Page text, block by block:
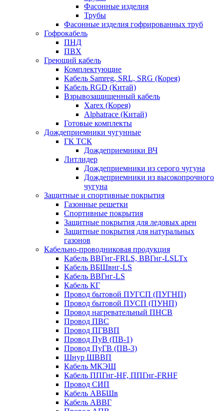
Фасонные изделия
Трубы
Фасонные изделия гофрированных труб
Гофрокабель
ПНД
ПВХ
Греющий кабель
Комплектующие
Кабель Samreg, SRL, SRG (Корея)
Кабель RGD (Китай)
Взрывозащищенный кабель
Xarex (Корея)
Alphatrace (Китай)
Готовые комплекты
Дождеприемники чугунные
ГК ТСК
Дождеприемники ВЧ
Литлидер
Дождеприемники из серого чугуна
Дождеприемники из высокопрочного
чугуна
Защитные и спортивные покрытия
Газонные решетки
Спортивные покрытия
Защитные покрытия для ледовых арен
Защитные покрытия для натуральных
газонов
Кабельно-проводниковая продукция
Кабель ВВГнг-FRLS, ВВГнг-LSLTx
Кабель ВБШвнг-LS
Кабель ВВГнг-LS
Кабель КГ
Провод бытовой ПУГСП (ПУГНП)
Провод бытовой ПУСП (ПУНП)
Провод нагревательный ПНСВ
Провод ПВС
Провод ПГВВП
Провод ПуВ (ПВ-1)
Провод ПуГВ (ПВ-3)
Шнур ШВВП
Кабель МКЭШ
Кабель ППГнг-HF, ППГнг-FRHF
Провод СИП
Кабель АВБШв
Кабель АВВГ